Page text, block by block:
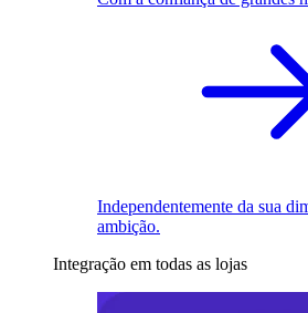
Independentemente da sua
ambição.
Integração em todas as lojas